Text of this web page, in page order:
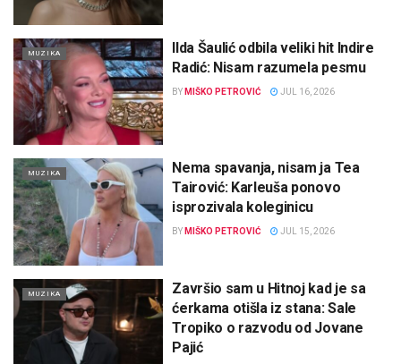
MUZIKA
Ilda Šaulić odbila veliki hit Indire
Radić: Nisam razumela pesmu
BY MIŠKO PETROVIĆ JUL 16, 2026
MUZIKA
Nema spavanja, nisam ja Tea
Tairović: Karleuša ponovo
isprozivala koleginicu
BY MIŠKO PETROVIĆ JUL 15, 2026
MUZIKA
Završio sam u Hitnoj kad je sa
ćerkama otišla iz stana: Sale
Tropiko o razvodu od Jovane
Pajić